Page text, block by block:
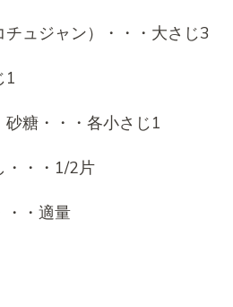
チュジャン）・・・大さじ3
1
砂糖・・・各小さじ1
・・・1/2片
・・適量